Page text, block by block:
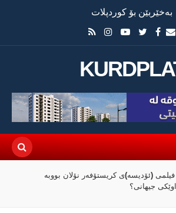
بەخێربێن بۆ کوردپلات
(ئۆدیسە)ی کریستۆفەر نۆلان بووبە
جیهانی؟